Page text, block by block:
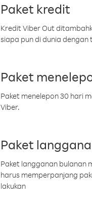
Paket kredit
Kredit Viber Out
siapa pun di dunia dengan
Paket
Paket menelepon 30 hari
Viber.
Paket
Paket langganan bulanan
harus memperpanjang
lakukan